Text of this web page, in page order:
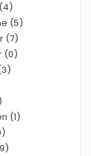
(5)
(7)
(0)
(1)